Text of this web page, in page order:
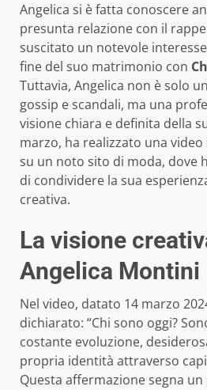
Angelica si è fatta conoscere
presunta relazione con il
suscitato un notevole
fine del suo matrimonio con
Tuttavia, Angelica non è solo
gossip e scandali, ma una
visione chiara e definita della
marzo, ha realizzato una
su un noto sito di moda, dove
di condividere la sua
creativa.
La visione
Angelica Montini
Nel video, datato 14 marzo
dichiarato: “Chi sono oggi?
costante evoluzione,
propria identità attraverso
Questa affermazione segna